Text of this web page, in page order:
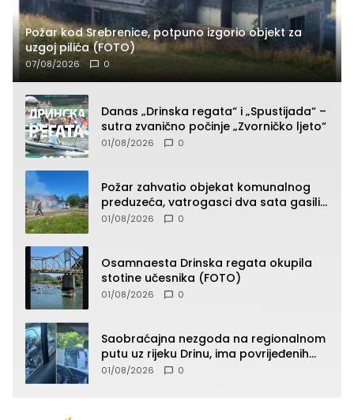
Požar kod Srebrenice, potpuno izgorio objekt za
uzgoj pilića (FOTO)
07/08/2026 0
Danas „Drinska regata“ i „Spustijada“ –
sutra zvanično počinje „Zvorničko ljeto“
01/08/2026 0
Požar zahvatio objekat komunalnog
preduzeća, vatrogasci dva sata gasili
vatru (FOTO)
01/08/2026 0
Osamnaesta Drinska regata okupila
stotine učesnika (FOTO)
01/08/2026 0
Saobraćajna nezgoda na regionalnom
putu uz rijeku Drinu, ima povrijeđenih
lica (FOTO)
01/08/2026 0